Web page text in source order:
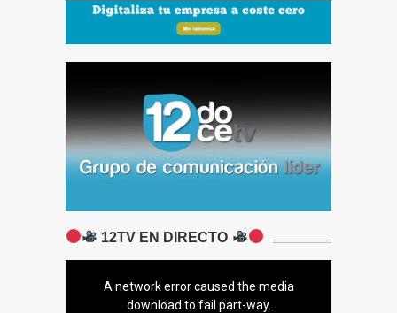
12TV EN DIRECTO
A network error caused the media
download to fail part-way.